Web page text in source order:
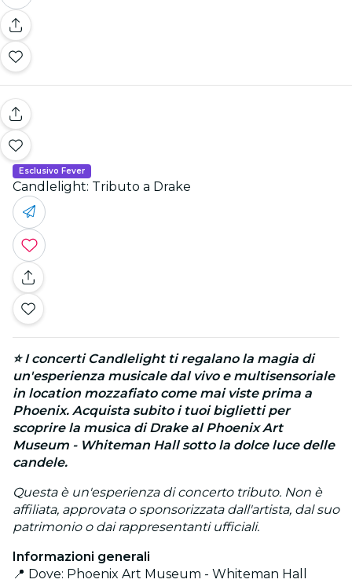
Esclusivo Fever
Candlelight: Tributo a Drake
⭐ I concerti Candlelightti regalano la magia di
un'esperienza musicale dal vivo e multisensoriale
in location mozzafiato come mai viste prima a
Phoenix. Acquista subito i tuoi biglietti per
scoprire la musica di Drake al Phoenix Art
Museum - Whiteman Hall sotto la dolce luce delle
candele.
Questa è un'esperienza di concerto tributo. Non è
affiliata, approvata o sponsorizzata dall'artista, dal suo
patrimonio o dai rappresentanti ufficiali.
Informazioni generali
📍 Dove: Phoenix Art Museum - Whiteman Hall